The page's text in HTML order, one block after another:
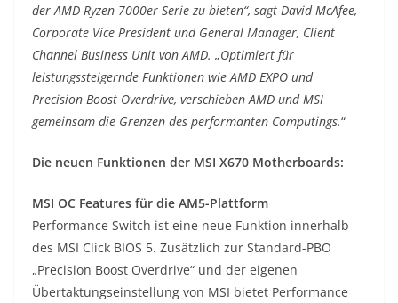
der AMD Ryzen 7000er-Serie zu bieten“, sagt David McAfee,
Corporate Vice President und General Manager, Client
Channel Business Unit von AMD. „Optimiert für
leistungssteigernde Funktionen wie AMD EXPO und
Precision Boost Overdrive, verschieben AMD und MSI
gemeinsam die Grenzen des performanten Computings.“
Die neuen Funktionen der MSI X670 Motherboards:
MSI OC Features für die AM5-Plattform
Performance Switch ist eine neue Funktion innerhalb
des MSI Click BIOS 5. Zusätzlich zur Standard-PBO
„Precision Boost Overdrive“ und der eigenen
Übertaktungseinstellung von MSI bietet Performance